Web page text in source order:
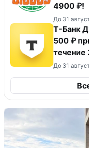
4900 ₽!
До 31
Т-Банк
500 ₽
течение
До 31